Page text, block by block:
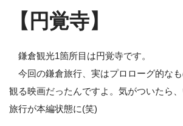
【円覚寺】
鎌倉観光1箇所目は円覚寺です。
今回の鎌倉旅行、実はプロローグ的な
観る映画だったんですよ。気がついたら
旅行が本編状態に(笑)